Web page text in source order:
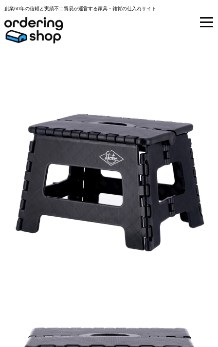
創業60年の信頼と実績不二貿易が運営する家具・雑貨の仕入れサイト